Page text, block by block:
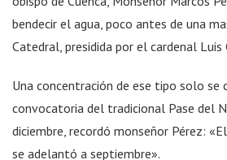
bendecir el agua, poco antes de una
Catedral, presidida por el cardenal Luis
Una concentración de ese tipo solo se
convocatoria del tradicional Pase del
diciembre, recordó monseñor Pérez:
se adelantó a septiembre».